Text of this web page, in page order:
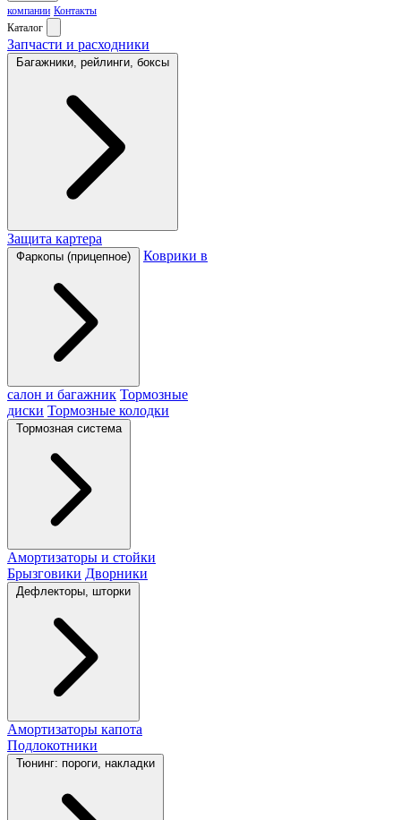
компании Контакты
Каталог
Запчасти и расходники
Багажники, рейлинги, боксы
Защита картера
Фаркопы (прицепное) Коврики в
салон и багажник Тормозные
диски Тормозные колодки
Тормозная система
Амортизаторы и стойки
Брызговики Дворники
Дефлекторы, шторки
Амортизаторы капота
Подлокотники
Тюнинг: пороги, накладки